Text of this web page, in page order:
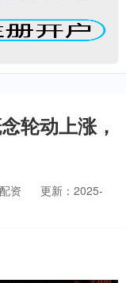
轮动上涨，
资
更新：2025-